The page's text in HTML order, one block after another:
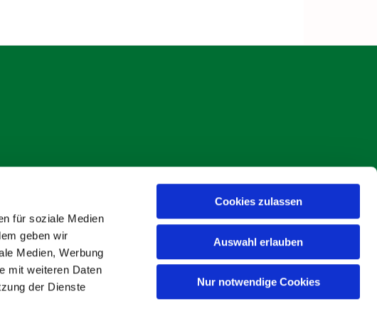
für soziale Medien
geben wir
Medien, Werbung
mit weiteren Daten
der Dienste
Cookies zulassen
Auswahl erlauben
Nur notwendige Cookies
Klaus Böse